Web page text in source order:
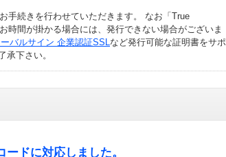
手続きを行わせていただきます。 なお「True
時間が掛かる場合には、発行できない場合がございま
バルサイン 企業認証SSLなど発行可能な証明書をサポ
承下さい。
ドに対応しました。